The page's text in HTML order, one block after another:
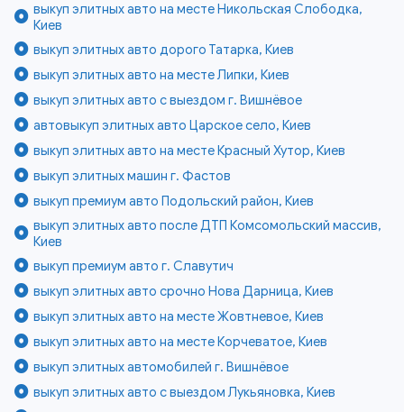
выкуп элитных авто на месте Никольская Слободка,
Киев
выкуп элитных авто дорого Татарка, Киев
выкуп элитных авто на месте Липки, Киев
выкуп элитных авто с выездом г. Вишнёвое
автовыкуп элитных авто Царское село, Киев
выкуп элитных авто на месте Красный Хутор, Киев
выкуп элитных машин г. Фастов
выкуп премиум авто Подольский район, Киев
выкуп элитных авто после ДТП Комсомольский массив,
Киев
выкуп премиум авто г. Славутич
выкуп элитных авто срочно Нова Дарница, Киев
выкуп элитных авто на месте Жовтневое, Киев
выкуп элитных авто на месте Корчеватое, Киев
выкуп элитных автомобилей г. Вишнёвое
выкуп элитных авто с выездом Лукьяновка, Киев